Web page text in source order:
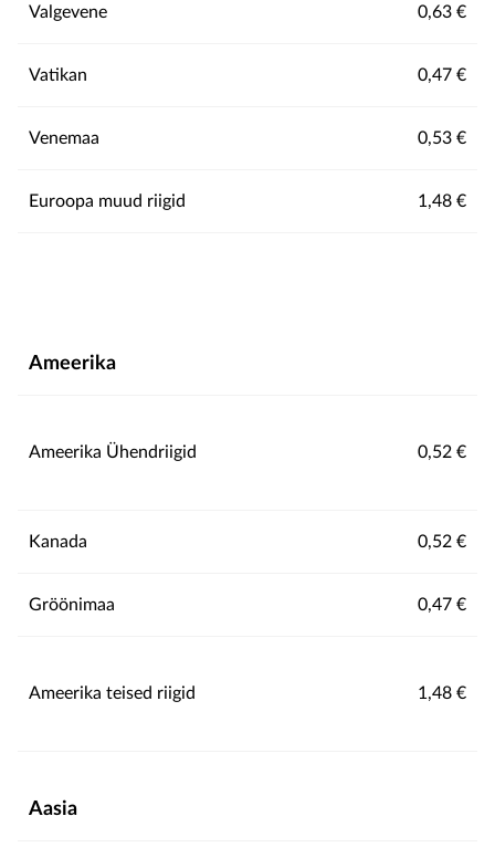
Valgevene 0,63 €
Vatikan 0,47 €
Venemaa 0,53 €
Euroopa muud riigid 1,48 €
Ameerika
Ameerika Ühendriigid 0,52 €
Kanada 0,52 €
Gröönimaa 0,47 €
Ameerika teised riigid 1,48 €
Aasia